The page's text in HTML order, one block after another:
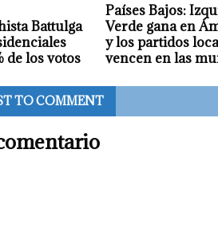
Battulga
de los votos
Países Bajos:
Verde gana en
y los partidos
vencen en las
TO COMMENT